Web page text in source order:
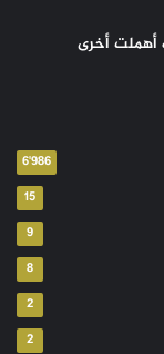
أهملت أخرى
6٬986
15
9
8
2
2